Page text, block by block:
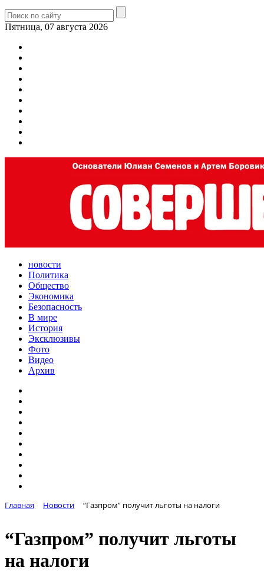
Пятница, 07 августа 2026
новости
Политика
Общество
Экономика
Безопасность
В мире
История
Эксклюзивы
Фото
Видео
Архив
Главная Новости “Газпром” получит льготы на налоги
“Газпром” получит льготы
на налоги